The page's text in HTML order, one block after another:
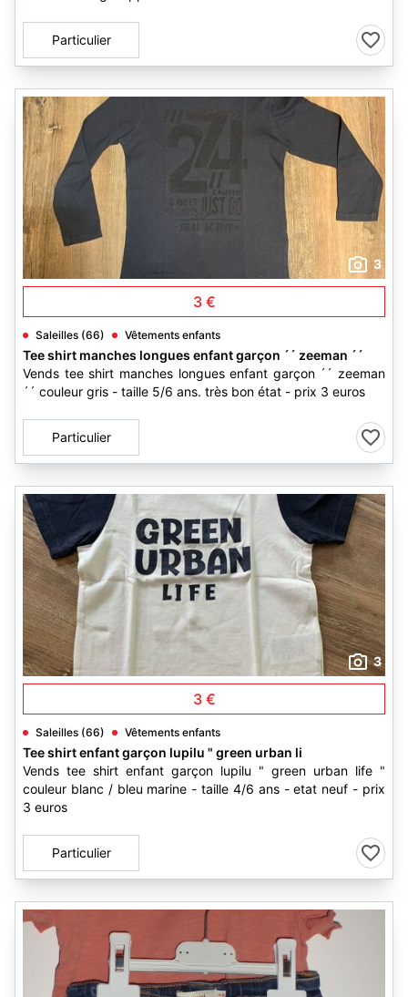
Particulier
3
3 €
Saleilles (66) Vêtements enfants
Tee shirt manches longues enfant garçon ´´ zeeman ´´
Vends tee shirt manches longues enfant garçon ´´ zeeman
´´ couleur gris - taille 5/6 ans. très bon état - prix 3 euros
Particulier
3
3 €
Saleilles (66) Vêtements enfants
Tee shirt enfant garçon lupilu " green urban li
Vends tee shirt enfant garçon lupilu " green urban life "
couleur blanc / bleu marine - taille 4/6 ans - etat neuf - prix
3 euros
Particulier